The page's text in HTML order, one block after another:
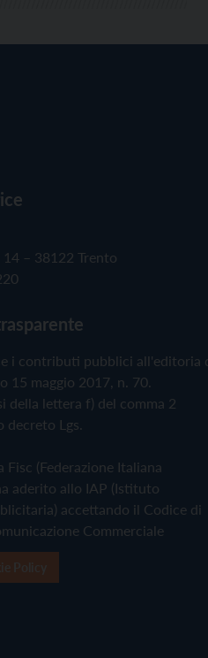
– 38122 Trento
i contributi pubblici all'editoria
15 maggio 2017, n. 70.
della lettera f) del comma 2
decreto Lgs.
(Federazione Italiana
aderito allo IAP (Istituto
accettando il Codice di
Commerciale